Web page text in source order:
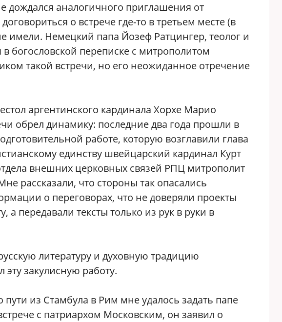
дождался аналогичного приглашения от
о встрече где-то в третьем месте (в
имели. Немецкий папа Йозеф Ратцингер, теолог и
богословской переписке с митрополитом
такой встречи, но его неожиданное отречение
аргентинского кардинала Хорхе Марио
обрел динамику: последние два года прошли в
работе, которую возглавили глава
единству швейцарский кардинал Курт
внешних церковных связей РПЦ митрополит
рассказали, что стороны так опасались
о переговорах, что не доверяли проекты
а передавали тексты только из рук в руки в
литературу и духовную традицию
эту закулисную работу.
из Стамбула в Рим мне удалось задать папе
с патриархом Московским, он заявил о